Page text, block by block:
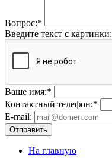
Вопрос:*
Введите текст с картинки:
Ваше имя:*
Контактный телефон:*
E-mail:
Отправить
На главную